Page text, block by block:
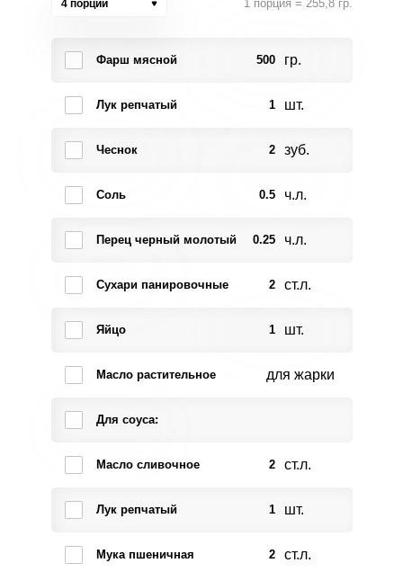
4 порции 1 порция = 255,8 гр.
Фарш мясной 500 гр.
Лук репчатый 1 шт.
Чеснок 2 зуб.
Соль 0.5 ч.л.
Перец черный молотый 0.25 ч.л.
Сухари панировочные 2 ст.л.
Яйцо 1 шт.
Масло растительное для жарки
Для соуса:
Масло сливочное 2 ст.л.
Лук репчатый 1 шт.
Мука пшеничная 2 ст.л.